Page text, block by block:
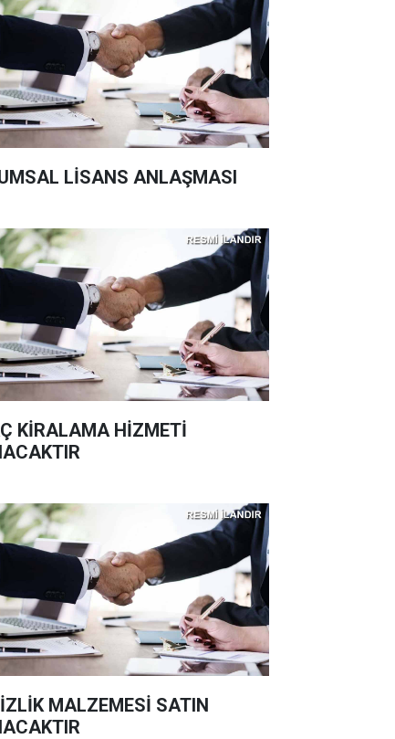
LİSANS ANLAŞMASI
KİRALAMA HİZMETİ
MALZEMESİ SATIN